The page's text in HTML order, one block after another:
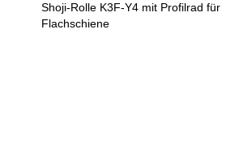
Shoji-Rolle K3F-Y4 mit Profilrad für
Flachschiene